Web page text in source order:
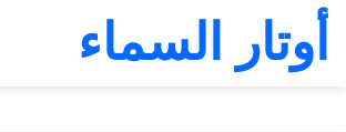
أوتار السماء